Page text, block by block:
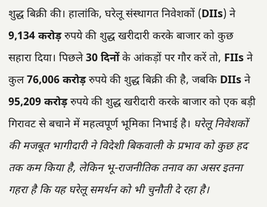
शुद्ध बिक्री की। हालांकि, घरेलू संस्थागत निवेशकों (DIIs) ने
9,134 करोड़रुपये की शुद्ध खरीदारी करके बाजार को कुछ
सहारा दिया। पिछले30 दिनोंके आंकड़ों पर गौर करें तो, FIIs ने
कुल76,006 करोड़रुपये की शुद्ध बिक्री की है, जबकि DIIs ने
95,209 करोड़रुपये की शुद्ध खरीदारी करके बाजार को एक बड़ी
गिरावट से बचाने में महत्वपूर्ण भूमिका निभाई है। घरेलू निवेशकों
की मजबूत भागीदारी ने विदेशी बिकवाली के प्रभाव को कुछ हद
तक कम किया है, लेकिन भू-राजनीतिक तनाव का असर इतना
गहरा है कि यह घरेलू समर्थन को भी चुनौती दे रहा है।